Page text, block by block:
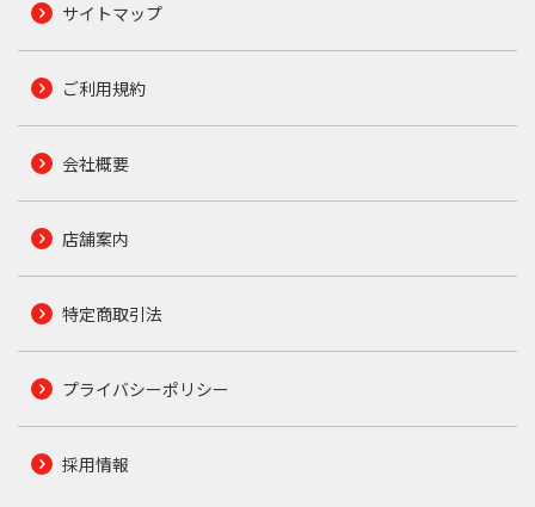
サイトマップ
ご利用規約
会社概要
店舗案内
特定商取引法
プライバシーポリシー
採用情報